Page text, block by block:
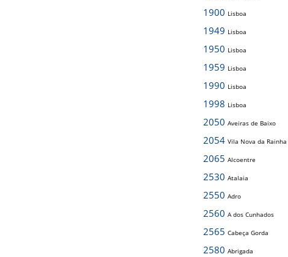
1900 Lisboa
1949 Lisboa
1950 Lisboa
1959 Lisboa
1990 Lisboa
1998 Lisboa
2050 Aveiras de Baixo
2054 Vila Nova da Rainha
2065 Alcoentre
2530 Atalaia
2550 Adro
2560 A dos Cunhados
2565 Cabeça Gorda
2580 Abrigada